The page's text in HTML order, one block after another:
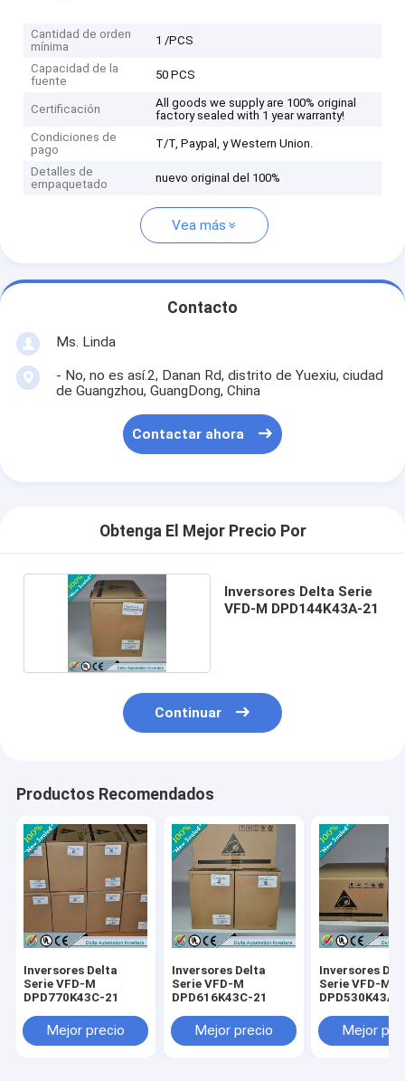
Cantidad de orden
mínima
1 /PCS
Capacidad de la
fuente
50 PCS
Certificación
All goods we supply are 100% original
factory sealed with 1 year warranty!
Condiciones de
pago
T/T, Paypal, y Western Union.
Detalles de
empaquetado
nuevo original del 100%
Vea más
Contacto
Ms. Linda
- No, no es así.2, Danan Rd, distrito de Yuexiu, ciudad
de Guangzhou, GuangDong, China
Contactar ahora
Obtenga El Mejor Precio Por
Inversores Delta Serie
VFD-M DPD144K43A-21
Continuar
Productos Recomendados
Inversores Delta
Serie VFD-M
DPD770K43C-21
Mejor precio
Inversores Delta
Serie VFD-M
DPD616K43C-21
Mejor precio
Inversores
Serie VFD-M
DPD530K43A-
Mejor